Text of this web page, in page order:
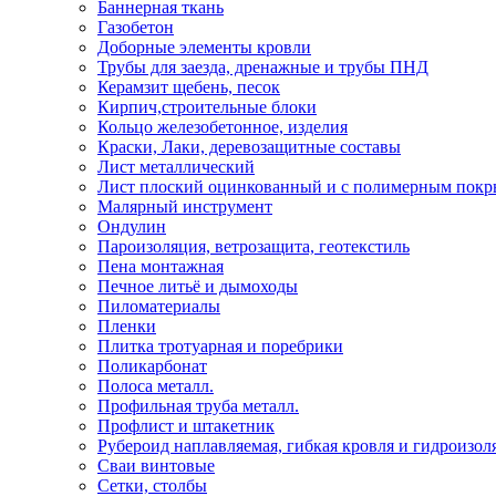
Баннерная ткань
Газобетон
Доборные элементы кровли
Трубы для заезда, дренажные и трубы ПНД
Керамзит щебень, песок
Кирпич,строительные блоки
Кольцо железобетонное, изделия
Краски, Лаки, деревозащитные составы
Лист металлический
Лист плоский оцинкованный и с полимерным
Малярный инструмент
Ондулин
Пароизоляция, ветрозащита, геотекстиль
Пена монтажная
Печное литьё и дымоходы
Пиломатериалы
Пленки
Плитка тротуарная и поребрики
Поликарбонат
Полоса металл.
Профильная труба металл.
Профлист и штакетник
Рубероид наплавляемая, гибкая кровля и
Сваи винтовые
Сетки, столбы